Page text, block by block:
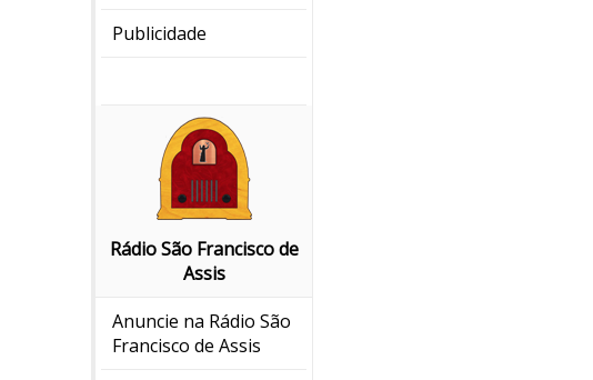
Publicidade
Rádio São Francisco de
Assis
Anuncie na Rádio São
Francisco de Assis